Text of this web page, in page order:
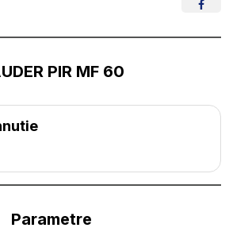
PIR MF 60
Parametre